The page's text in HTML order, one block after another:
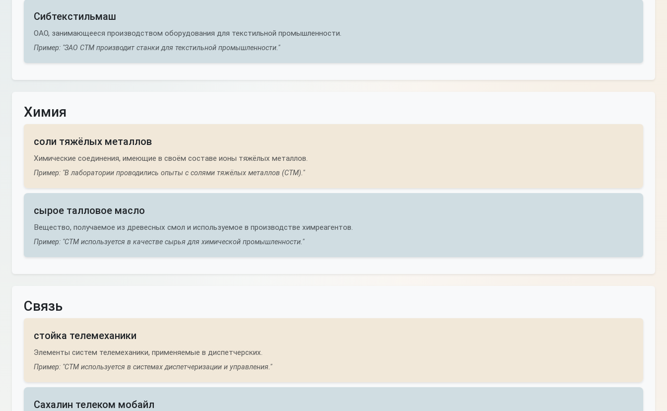
Сибтекстильмаш
ОАО, занимающееся производством оборудования для текстильной промышленности.
Пример: "ЗАО СТМ производит станки для текстильной промышленности."
Химия
соли тяжёлых металлов
Химические соединения, имеющие в своём составе ионы тяжёлых металлов.
Пример: "В лаборатории проводились опыты с солями тяжёлых металлов (СТМ)."
сырое талловое масло
Вещество, получаемое из древесных смол и используемое в производстве химреагентов.
Пример: "СТМ используется в качестве сырья для химической промышленности."
Связь
стойка телемеханики
Элементы систем телемеханики, применяемые в диспетчерских.
Пример: "СТМ используется в системах диспетчеризации и управления."
Сахалин телеком мобайл